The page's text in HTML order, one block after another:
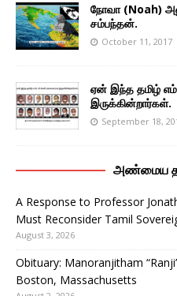
நோவா (Noah)
சம்பந்தன்.
October 11, 2017
ஏன் இந்த தமிழ்
இருக்கின்றார்கள்.
September 18,
அண்மைய
A Response to Professor
Must Reconsider Tamil
August 3, 2026
Obituary: Manoranjitham
Boston, Massachusetts